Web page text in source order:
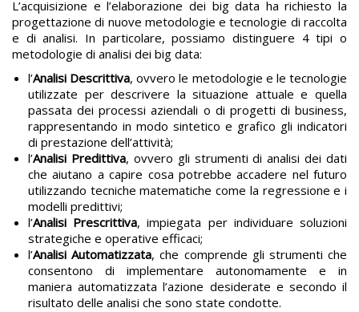
L’acquisizione e l’elaborazione dei big data ha richiesto la
progettazione di nuove metodologie e tecnologie di raccolta
e di analisi. In particolare, possiamo distinguere 4 tipi o
metodologie di analisi dei big data:
l’Analisi Descrittiva, ovvero le metodologie e le tecnologie
utilizzate per descrivere la situazione attuale e quella
passata dei processi aziendali o di progetti di business,
rappresentando in modo sintetico e grafico gli indicatori
di prestazione dell’attività;
l’Analisi Predittiva, ovvero gli strumenti di analisi dei dati
che aiutano a capire cosa potrebbe accadere nel futuro
utilizzando tecniche matematiche come la regressione e i
modelli predittivi;
l’Analisi Prescrittiva, impiegata per individuare soluzioni
strategiche e operative efficaci;
l’Analisi Automatizzata, che comprende gli strumenti che
consentono di implementare autonomamente e in
maniera automatizzata l’azione desiderate e secondo il
risultato delle analisi che sono state condotte.